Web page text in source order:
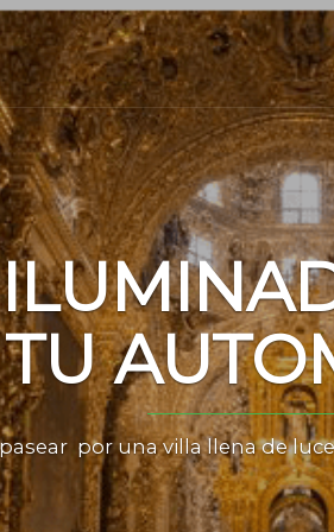
TU
por una villa llena de